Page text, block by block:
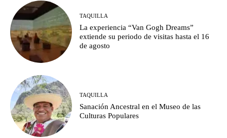
TAQUILLA
La experiencia “Van Gogh Dreams”
extiende su periodo de visitas hasta el 16
de agosto
TAQUILLA
Sanación Ancestral en el Museo de las
Culturas Populares